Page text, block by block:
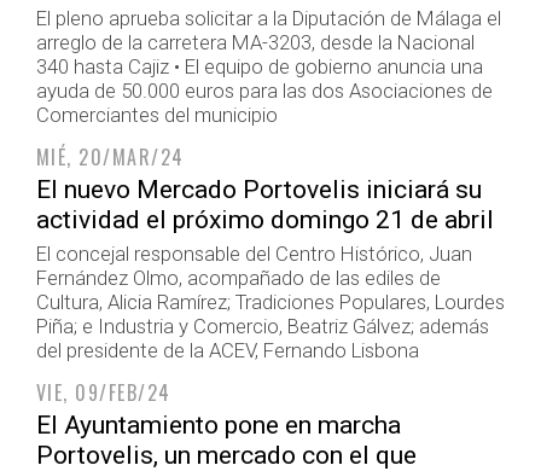
El pleno aprueba solicitar a la Diputación de Málaga el
arreglo de la carretera MA-3203, desde la Nacional
340 hasta Cajiz • El equipo de gobierno anuncia una
ayuda de 50.000 euros para las dos Asociaciones de
Comerciantes del municipio
MIÉ, 20/MAR/24
El nuevo Mercado Portovelis iniciará su
actividad el próximo domingo 21 de abril
El concejal responsable del Centro Histórico, Juan
Fernández Olmo, acompañado de las ediles de
Cultura, Alicia Ramírez; Tradiciones Populares, Lourdes
Piña; e Industria y Comercio, Beatriz Gálvez; además
del presidente de la ACEV, Fernando Lisbona
VIE, 09/FEB/24
El Ayuntamiento pone en marcha
Portovelis, un mercado con el que